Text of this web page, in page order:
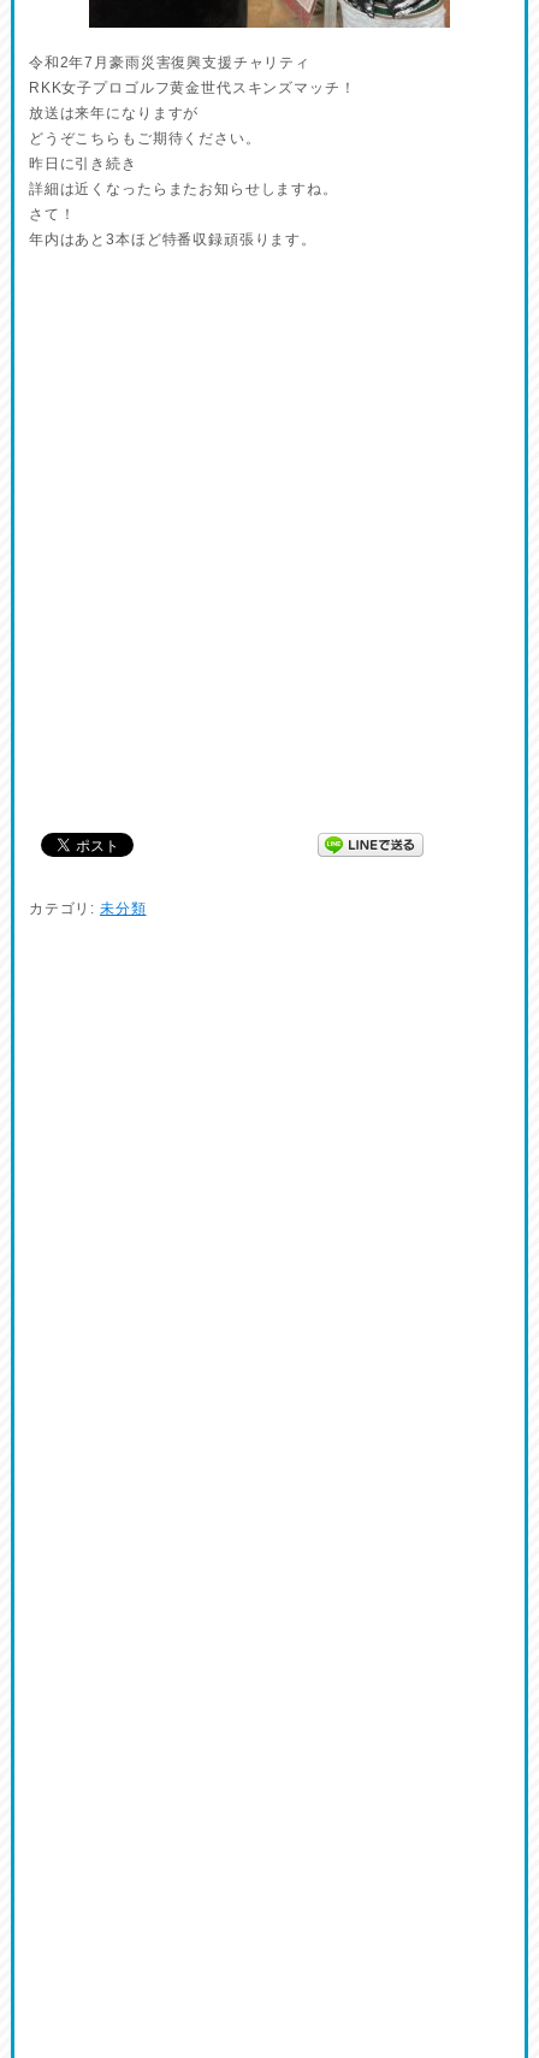
令和2年7月豪雨災害復興支援チャリティ
RKK女子プロゴルフ黄金世代スキンズマッチ！
放送は来年になりますが
どうぞこちらもご期待ください。
昨日に引き続き
詳細は近くなったらまたお知らせしますね。
さて！
年内はあと3本ほど特番収録頑張ります。
カテゴリ: 未分類